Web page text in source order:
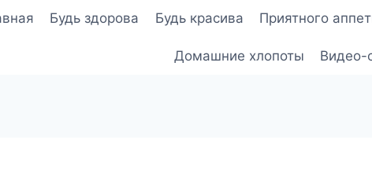
Будь здорова Будь красива Приятного
Домашние хлопоты Видео-